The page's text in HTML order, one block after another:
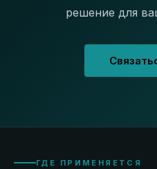
решение для
ГДЕ ПРИМЕНЯЕТСЯ